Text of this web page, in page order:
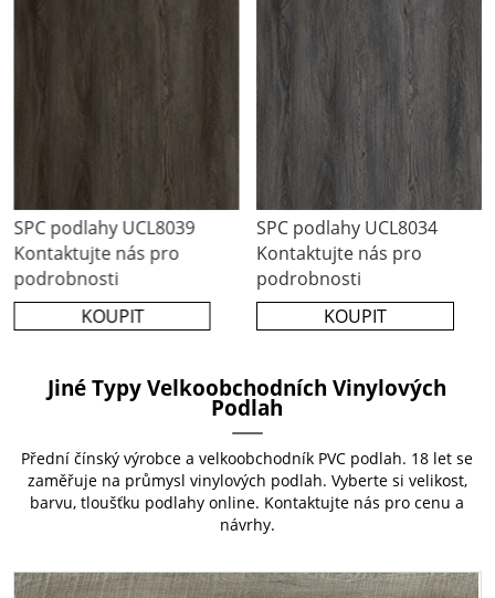
SPC podlahy UCL8034
Kontaktujte nás pro
podrobnosti
KOUPIT
SPC podlahy UCL8033
Kontaktujte nás pro
podrobnosti
KOUPIT
Jiné Typy Velkoobchodních Vinylových
Podlah
Přední čínský výrobce a velkoobchodník PVC podlah. 18 let se
zaměřuje na průmysl vinylových podlah. Vyberte si velikost,
barvu, tloušťku podlahy online. Kontaktujte nás pro cenu a
návrhy.